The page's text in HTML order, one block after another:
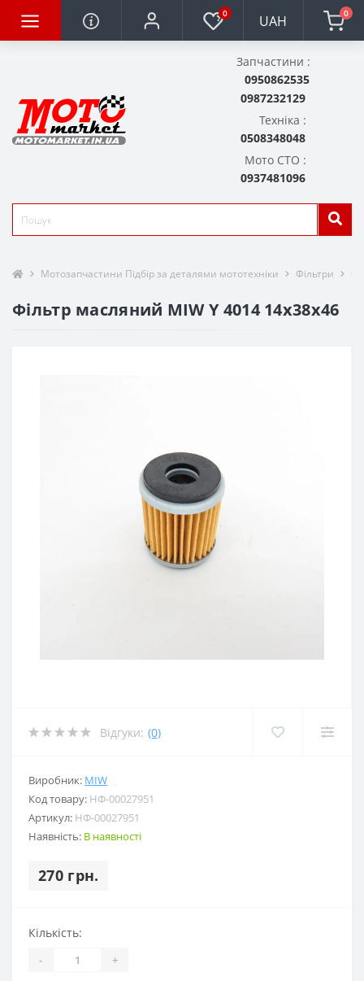
0 UAH 0
Запчастини :
0950862535
0987232129
Техніка :
0508348048
Мото СТО :
0937481096
Мотозапчастини Підбір за деталями мототехніки Фільтри
Фільтр масляний MIW Y 4014 14х38х46
Відгуки: (0)
Виробник: MIW
Код товару: НФ-00027951
Артикул: НФ-00027951
Наявність: В наявності
270 грн.
Кількість:
- +